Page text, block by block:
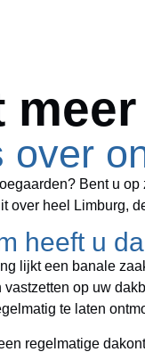
over
Bent u op
over heel Limburg,
heeft u
lijkt een banale
vastzetten op uw
te laten
regelmatige